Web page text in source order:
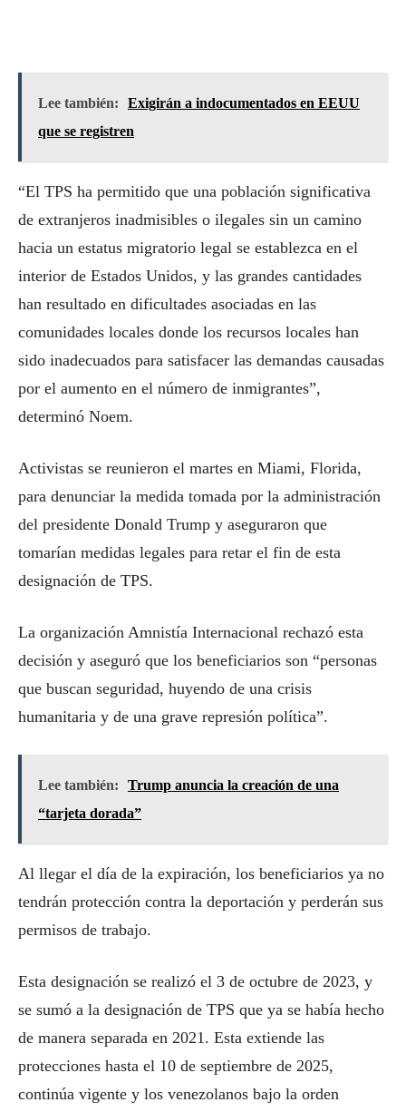
Lee también:
Exigirán a indocumentados en EEUU
que se registren
“El TPS ha permitido que una población significativa
de extranjeros inadmisibles o ilegales sin un camino
hacia un estatus migratorio legal se establezca en el
interior de Estados Unidos, y las grandes cantidades
han resultado en dificultades asociadas en las
comunidades locales donde los recursos locales han
sido inadecuados para satisfacer las demandas causadas
por el aumento en el número de inmigrantes”,
determinó Noem.
Activistas se reunieron el martes en Miami, Florida,
para denunciar la medida tomada por la administración
del presidente Donald Trump y aseguraron que
tomarían medidas legales para retar el fin de esta
designación de TPS.
La organización Amnistía Internacional rechazó esta
decisión y aseguró que los beneficiarios son “personas
que buscan seguridad, huyendo de una crisis
humanitaria y de una grave represión política”.
Lee también:
Trump anuncia la creación de una
“tarjeta dorada”
Al llegar el día de la expiración, los beneficiarios ya no
tendrán protección contra la deportación y perderán sus
permisos de trabajo.
Esta designación se realizó el 3 de octubre de 2023, y
se sumó a la designación de TPS que ya se había hecho
de manera separada en 2021. Esta extiende las
protecciones hasta el 10 de septiembre de 2025,
continúa vigente y los venezolanos bajo la orden